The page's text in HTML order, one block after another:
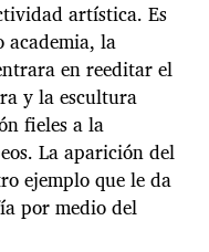
artística. Es
academia, la
en reeditar el
y la escultura
fieles a la
La aparición del
ejemplo que le da
por medio del